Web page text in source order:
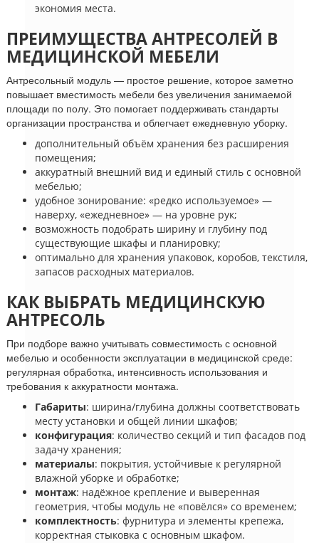
экономия места.
ПРЕИМУЩЕСТВА АНТРЕСОЛЕЙ В
МЕДИЦИНСКОЙ МЕБЕЛИ
Антресольный модуль — простое решение, которое заметно
повышает вместимость мебели без увеличения занимаемой
площади по полу. Это помогает поддерживать стандарты
организации пространства и облегчает ежедневную уборку.
дополнительный объём хранения без расширения
помещения;
аккуратный внешний вид и единый стиль с основной
мебелью;
удобное зонирование: «редко используемое» —
наверху, «ежедневное» — на уровне рук;
возможность подобрать ширину и глубину под
существующие шкафы и планировку;
оптимально для хранения упаковок, коробов, текстиля,
запасов расходных материалов.
КАК ВЫБРАТЬ МЕДИЦИНСКУЮ
АНТРЕСОЛЬ
При подборе важно учитывать совместимость с основной
мебелью и особенности эксплуатации в медицинской среде:
регулярная обработка, интенсивность использования и
требования к аккуратности монтажа.
Габариты: ширина/глубина должны соответствовать
месту установки и общей линии шкафов;
конфигурация: количество секций и тип фасадов под
задачу хранения;
материалы: покрытия, устойчивые к регулярной
влажной уборке и обработке;
монтаж: надёжное крепление и выверенная
геометрия, чтобы модуль не «повёлся» со временем;
комплектность: фурнитура и элементы крепежа,
корректная стыковка с основным шкафом.